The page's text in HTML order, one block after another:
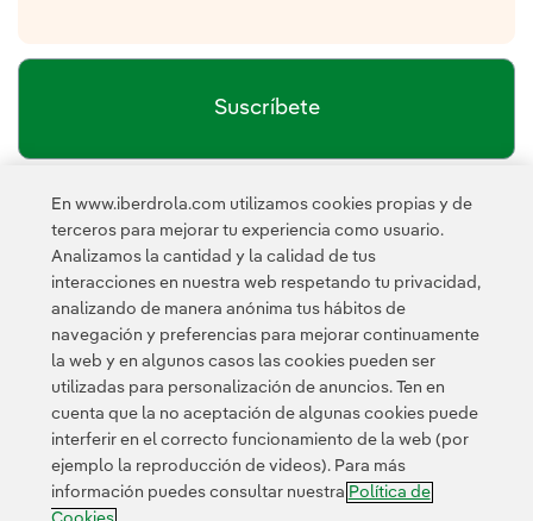
Suscríbete
He leído y acepto lapolítica de privacidad de la
Newsletter
Enlace externo, se abre en ventana nueva.
Esta página está protegida por reCAPTCHA y se aplican la
Política de privacidad Términos de servicio de
Contacta Clientes Política de Privacidad Información legal
Transparencia en el uso de la IA Política de cookies
En www.iberdrola.com utilizamos cookies propias y de
terceros para mejorar tu experiencia como usuario.
Analizamos la cantidad y la calidad de tus
interacciones en nuestra web respetando tu privacidad,
analizando de manera anónima tus hábitos de
navegación y preferencias para mejorar continuamente
la web y en algunos casos las cookies pueden ser
utilizadas para personalización de anuncios. Ten en
cuenta que la no aceptación de algunas cookies puede
interferir en el correcto funcionamiento de la web (por
ejemplo la reproducción de videos). Para más
información puedes consultar nuestra Política de